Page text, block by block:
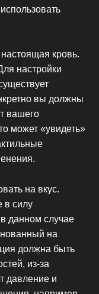
кровь.
настройки
вы должны
вашего
может «увидеть»
на вкус.
в силу
данном случае
на
должна быть
из-за
давление и